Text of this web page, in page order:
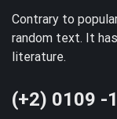
Contrary to
random text. It
literature.
(+2) 0109 -